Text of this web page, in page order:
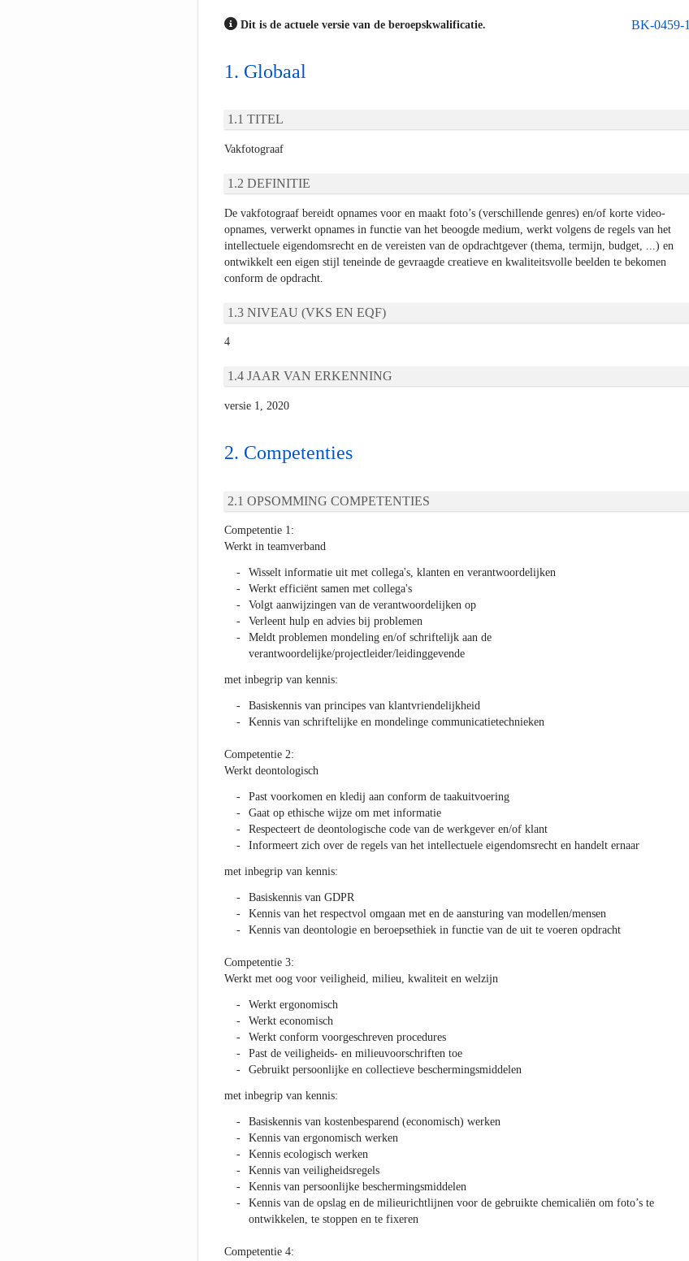
BK-0459-1
Dit is de actuele versie van de beroepskwalificatie.
Globaal
TITEL
Vakfotograaf
DEFINITIE
De vakfotograaf bereidt opnames voor en maakt foto’s (verschillende genres) en/of korte video-
opnames, verwerkt opnames in functie van het beoogde medium, werkt volgens de regels van het
intellectuele eigendomsrecht en de vereisten van de opdrachtgever (thema, termijn, budget, ...) en
ontwikkelt een eigen stijl teneinde de gevraagde creatieve en kwaliteitsvolle beelden te bekomen
conform de opdracht.
NIVEAU (VKS EN EQF)
4
JAAR VAN ERKENNING
versie 1, 2020
Competenties
OPSOMMING COMPETENTIES
Competentie 1:
Werkt in teamverband
Wisselt informatie uit met collega's, klanten en verantwoordelijken
Werkt efficiënt samen met collega's
Volgt aanwijzingen van de verantwoordelijken op
Verleent hulp en advies bij problemen
Meldt problemen mondeling en/of schriftelijk aan de
verantwoordelijke/projectleider/leidinggevende
met inbegrip van kennis:
Basiskennis van principes van klantvriendelijkheid
Kennis van schriftelijke en mondelinge communicatietechnieken
Competentie 2:
Werkt deontologisch
Past voorkomen en kledij aan conform de taakuitvoering
Gaat op ethische wijze om met informatie
Respecteert de deontologische code van de werkgever en/of klant
Informeert zich over de regels van het intellectuele eigendomsrecht en handelt ernaar
met inbegrip van kennis:
Basiskennis van GDPR
Kennis van het respectvol omgaan met en de aansturing van modellen/mensen
Kennis van deontologie en beroepsethiek in functie van de uit te voeren opdracht
Competentie 3:
Werkt met oog voor veiligheid, milieu, kwaliteit en welzijn
Werkt ergonomisch
Werkt economisch
Werkt conform voorgeschreven procedures
Past de veiligheids- en milieuvoorschriften toe
Gebruikt persoonlijke en collectieve beschermingsmiddelen
met inbegrip van kennis:
Basiskennis van kostenbesparend (economisch) werken
Kennis van ergonomisch werken
Kennis ecologisch werken
Kennis van veiligheidsregels
Kennis van persoonlijke beschermingsmiddelen
Kennis van de opslag en de milieurichtlijnen voor de gebruikte chemicaliën om foto’s te
ontwikkelen, te stoppen en te fixeren
Competentie 4: